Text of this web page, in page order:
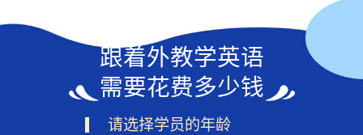
跟着外教学英语
需要花费多少钱
请选择学员的年龄